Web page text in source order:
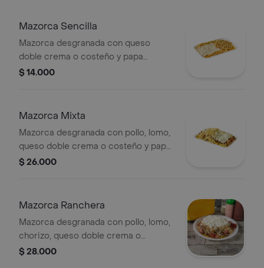
Mazorca Sencilla
Mazorca desgranada con queso
doble crema o costeño y papa
chiflada.
$ 14.000
Mazorca Mixta
Mazorca desgranada con pollo, lomo,
queso doble crema o costeño y papa
chiflada.
$ 26.000
Mazorca Ranchera
Mazorca desgranada con pollo, lomo,
chorizo, queso doble crema o
costeño y papa chiflada.
$ 28.000